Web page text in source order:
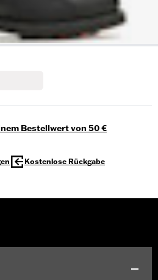
Bestellwert von 50 €
Kostenlose Rückgabe